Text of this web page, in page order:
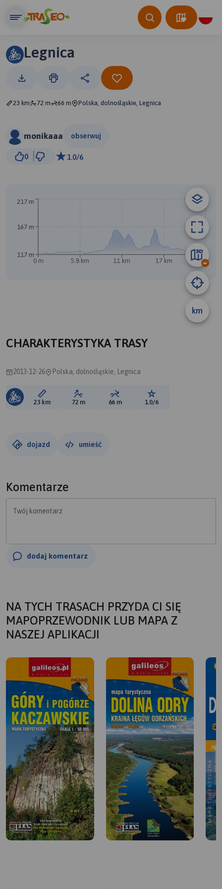
Legnica
23 km 72 m 66 m Polska, dolnośląskie, Legnica
monikaaa obserwuj
0 1.0/6
km
0 m 5.8 km 11 km 17 km 23 km
117 m
167 m
217 m
CHARAKTERYSTYKA TRASY
2013-12-26 Polska, dolnośląskie, Legnica
Długość trasy:
23 km Suma przewyższeń:
72 m Suma spadków:
66 m Ocena trasy:
1.0/6
dojazd umieść
Komentarze
Twój komentarz
dodaj komentarz
NA TYCH TRASACH PRZYDA CI SIĘ
MAPOPRZEWODNIK LUB MAPA Z
NASZEJ APLIKACJI